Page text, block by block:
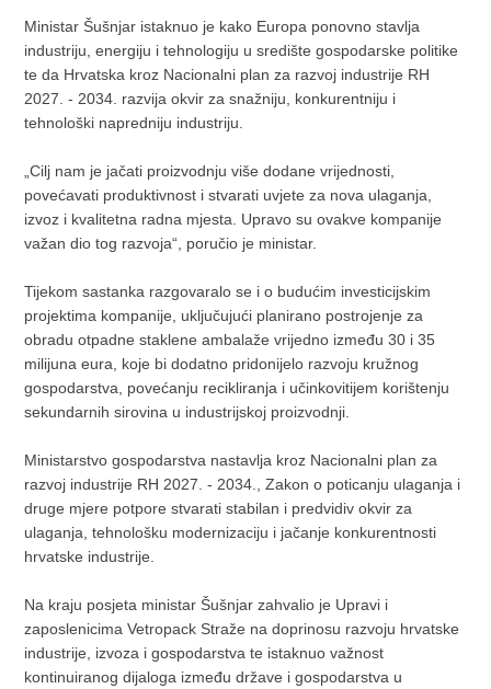
Ministar Šušnjar istaknuo je kako Europa ponovno stavlja
industriju, energiju i tehnologiju u središte gospodarske politike
te da Hrvatska kroz Nacionalni plan za razvoj industrije RH
2027. - 2034. razvija okvir za snažniju, konkurentniju i
tehnološki napredniju industriju.
„Cilj nam je jačati proizvodnju više dodane vrijednosti,
povećavati produktivnost i stvarati uvjete za nova ulaganja,
izvoz i kvalitetna radna mjesta. Upravo su ovakve kompanije
važan dio tog razvoja“, poručio je ministar.
Tijekom sastanka razgovaralo se i o budućim investicijskim
projektima kompanije, uključujući planirano postrojenje za
obradu otpadne staklene ambalaže vrijedno između 30 i 35
milijuna eura, koje bi dodatno pridonijelo razvoju kružnog
gospodarstva, povećanju recikliranja i učinkovitijem korištenju
sekundarnih sirovina u industrijskoj proizvodnji.
Ministarstvo gospodarstva nastavlja kroz Nacionalni plan za
razvoj industrije RH 2027. - 2034., Zakon o poticanju ulaganja i
druge mjere potpore stvarati stabilan i predvidiv okvir za
ulaganja, tehnološku modernizaciju i jačanje konkurentnosti
hrvatske industrije.
Na kraju posjeta ministar Šušnjar zahvalio je Upravi i
zaposlenicima Vetropack Straže na doprinosu razvoju hrvatske
industrije, izvoza i gospodarstva te istaknuo važnost
kontinuiranog dijaloga između države i gospodarstva u